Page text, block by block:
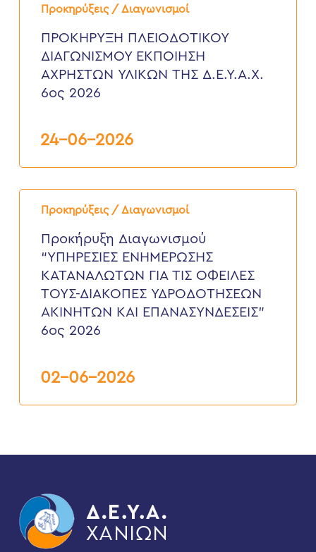
Προκηρύξεις / Διαγωνισμοί
ΠΛΕΙΟΔΟΤΙΚΟΥ
ΕΚΠΟΙΗΣΗ
ΑΧΡΗΣΤΩΝ
ΥΛΙΚΩΝ
Δ.Ε.Υ.Α.Χ.
ΠΡΟΚΗΡΥΞΗ ΠΛΕΙΟΔΟΤΙΚΟΥ
ΔΙΑΓΩΝΙΣΜΟΥ ΕΚΠΟΙΗΣΗ
ΑΧΡΗΣΤΩΝ ΥΛΙΚΩΝ ΤΗΣ Δ.Ε.Υ.Α.Χ.
6ος 2026
24-06-2026
Προκηρύξεις / Διαγωνισμοί
Προκήρυξη
Διαγωνισμού
ΕΝΗΜΕΡΩΣΗΣ
ΚΑΤΑΝΑΛΩΤΩΝ
ΟΦΕΙΛΕΣ
ΤΟΥΣ-
ΔΙΑΚΟΠΕΣ
ΑΚΙΝΗΤΩΝ
2026
Προκήρυξη Διαγωνισμού
“ΥΠΗΡΕΣΙΕΣ ΕΝΗΜΕΡΩΣΗΣ
ΚΑΤΑΝΑΛΩΤΩΝ ΓΙΑ ΤΙΣ ΟΦΕΙΛΕΣ
ΤΟΥΣ-ΔΙΑΚΟΠΕΣ ΥΔΡΟΔΟΤΗΣΕΩΝ
ΑΚΙΝΗΤΩΝ ΚΑΙ ΕΠΑΝΑΣΥΝΔΕΣΕΙΣ”
6ος 2026
02-06-2026